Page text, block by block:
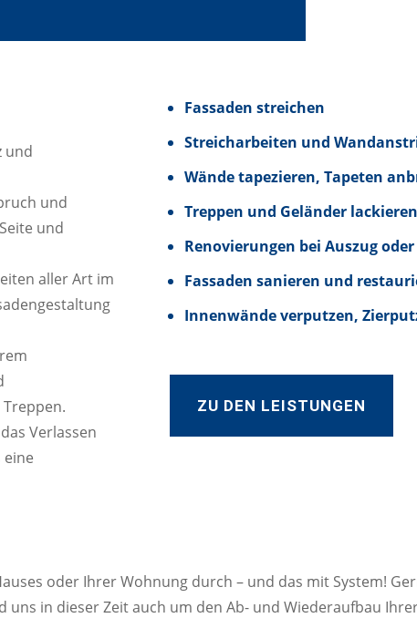
und
und
und
aller Art im
Verlassen
Fassaden streichen
Streicharbeiten und
Wände tapezieren, Tapeten
Treppen und Geländer lackieren
Renovierungen bei Auszug
Fassaden sanieren und
Innenwände verputzen,
ZU DEN LEISTUNGEN
oder Ihrer Wohnung durch – und das mit System!
in dieser Zeit auch um den Ab- und Wiederaufbau